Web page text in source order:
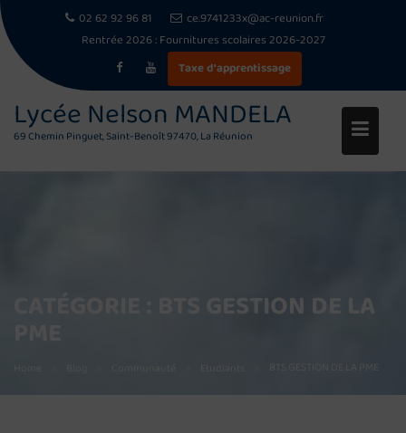
02 62 92 96 81
ce.9741233x@ac-reunion.fr
Rentrée 2026 : Fournitures scolaires 2026-2027
Taxe d'apprentissage
Lycée Nelson MANDELA
69 Chemin Pinguet, Saint-Benoît 97470, La Réunion
BTS GESTION DE LA
BTS GESTION DE LA PME